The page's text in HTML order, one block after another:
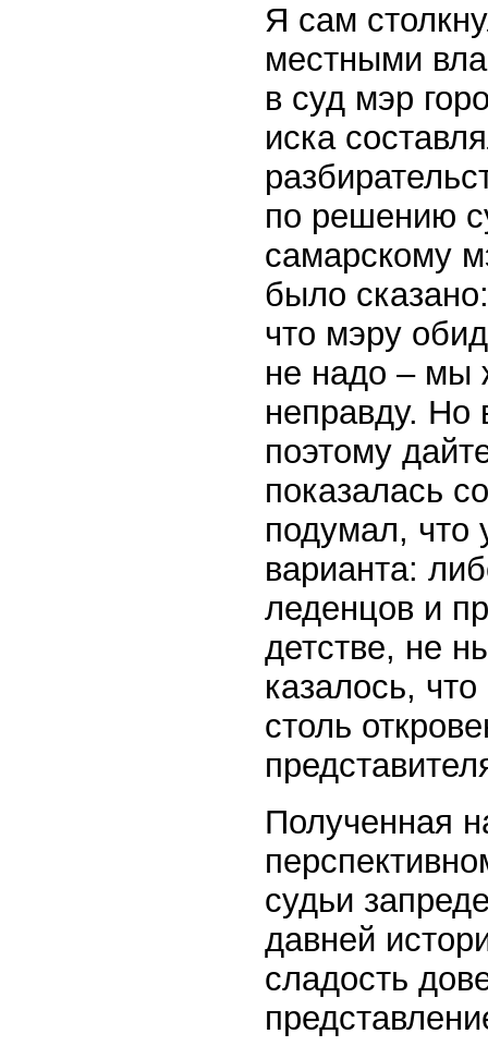
Я сам
местными
в суд мэр
иска
по решению
самарскому
было
что мэру
не надо – мы
неправду. Но
поэтому
показалась
подумал, что
варианта:
леденцов и
детстве, не
казалось,
столь
Полученная
судьи
давней
сладость